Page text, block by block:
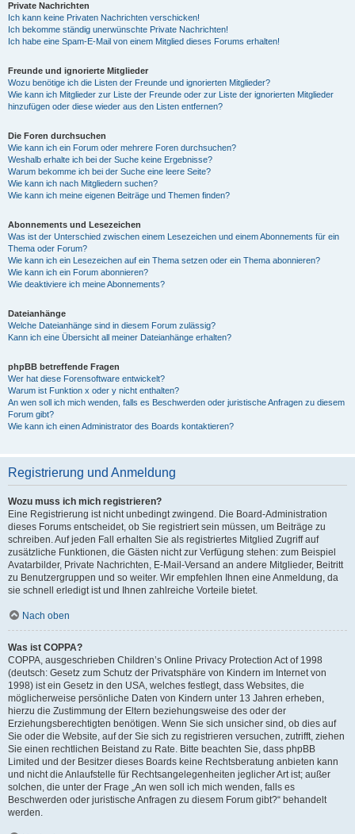
Private Nachrichten
Ich kann keine Privaten Nachrichten verschicken!
Ich bekomme ständig unerwünschte Private Nachrichten!
Ich habe eine Spam-E-Mail von einem Mitglied dieses Forums erhalten!
Freunde und ignorierte Mitglieder
Wozu benötige ich die Listen der Freunde und ignorierten Mitglieder?
Wie kann ich Mitglieder zur Liste der Freunde oder zur Liste der ignorierten Mitglieder
hinzufügen oder diese wieder aus den Listen entfernen?
Die Foren durchsuchen
Wie kann ich ein Forum oder mehrere Foren durchsuchen?
Weshalb erhalte ich bei der Suche keine Ergebnisse?
Warum bekomme ich bei der Suche eine leere Seite?
Wie kann ich nach Mitgliedern suchen?
Wie kann ich meine eigenen Beiträge und Themen finden?
Abonnements und Lesezeichen
Was ist der Unterschied zwischen einem Lesezeichen und einem Abonnements für ein
Thema oder Forum?
Wie kann ich ein Lesezeichen auf ein Thema setzen oder ein Thema abonnieren?
Wie kann ich ein Forum abonnieren?
Wie deaktiviere ich meine Abonnements?
Dateianhänge
Welche Dateianhänge sind in diesem Forum zulässig?
Kann ich eine Übersicht all meiner Dateianhänge erhalten?
phpBB betreffende Fragen
Wer hat diese Forensoftware entwickelt?
Warum ist Funktion x oder y nicht enthalten?
An wen soll ich mich wenden, falls es Beschwerden oder juristische Anfragen zu diesem
Forum gibt?
Wie kann ich einen Administrator des Boards kontaktieren?
Registrierung und Anmeldung
Wozu muss ich mich registrieren?
Eine Registrierung ist nicht unbedingt zwingend. Die Board-Administration
dieses Forums entscheidet, ob Sie registriert sein müssen, um Beiträge zu
schreiben. Auf jeden Fall erhalten Sie als registriertes Mitglied Zugriff auf
zusätzliche Funktionen, die Gästen nicht zur Verfügung stehen: zum Beispiel
Avatarbilder, Private Nachrichten, E-Mail-Versand an andere Mitglieder, Beitritt
zu Benutzergruppen und so weiter. Wir empfehlen Ihnen eine Anmeldung, da
sie schnell erledigt ist und Ihnen zahlreiche Vorteile bietet.
Nach oben
Was ist COPPA?
COPPA, ausgeschrieben Children’s Online Privacy Protection Act of 1998
(deutsch: Gesetz zum Schutz der Privatsphäre von Kindern im Internet von
1998) ist ein Gesetz in den USA, welches festlegt, dass Websites, die
möglicherweise persönliche Daten von Kindern unter 13 Jahren erheben,
hierzu die Zustimmung der Eltern beziehungsweise des oder der
Erziehungsberechtigten benötigen. Wenn Sie sich unsicher sind, ob dies auf
Sie oder die Website, auf der Sie sich zu registrieren versuchen, zutrifft, ziehen
Sie einen rechtlichen Beistand zu Rate. Bitte beachten Sie, dass phpBB
Limited und der Besitzer dieses Boards keine Rechtsberatung anbieten kann
und nicht die Anlaufstelle für Rechtsangelegenheiten jeglicher Art ist; außer
solchen, die unter der Frage „An wen soll ich mich wenden, falls es
Beschwerden oder juristische Anfragen zu diesem Forum gibt?“ behandelt
werden.